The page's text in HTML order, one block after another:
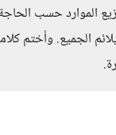
الموارد حسب
الجميع. وأختم